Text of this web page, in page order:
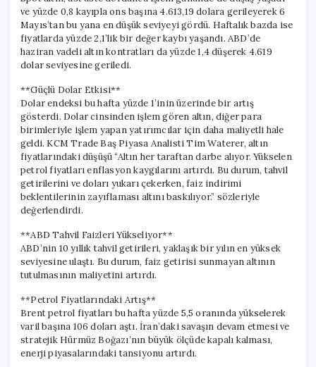
ve yüzde 0,8 kayıpla ons başına 4.613,19 dolara gerileyerek 6
Mayıs’tan bu yana en düşük seviyeyi gördü. Haftalık bazda ise
fiyatlarda yüzde 2,1’lik bir değer kaybı yaşandı. ABD’de
haziran vadeli altın kontratları da yüzde 1,4 düşerek 4.619
dolar seviyesine geriledi.
**Güçlü Dolar Etkisi**
Dolar endeksi bu hafta yüzde 1’inin üzerinde bir artış
gösterdi. Dolar cinsinden işlem gören altın, diğer para
birimleriyle işlem yapan yatırımcılar için daha maliyetli hale
geldi. KCM Trade Baş Piyasa Analisti Tim Waterer, altın
fiyatlarındaki düşüşü “Altın her taraftan darbe alıyor. Yükselen
petrol fiyatları enflasyon kaygılarını artırdı. Bu durum, tahvil
getirilerini ve doları yukarı çekerken, faiz indirimi
beklentilerinin zayıflaması altını baskılıyor.” sözleriyle
değerlendirdi.
**ABD Tahvil Faizleri Yükseliyor**
ABD’nin 10 yıllık tahvil getirileri, yaklaşık bir yılın en yüksek
seviyesine ulaştı. Bu durum, faiz getirisi sunmayan altının
tutulmasının maliyetini artırdı.
**Petrol Fiyatlarındaki Artış**
Brent petrol fiyatları bu hafta yüzde 5,5 oranında yükselerek
varil başına 106 doları aştı. İran’daki savaşın devam etmesi ve
stratejik Hürmüz Boğazı’nın büyük ölçüde kapalı kalması,
enerji piyasalarındaki tansiyonu artırdı.